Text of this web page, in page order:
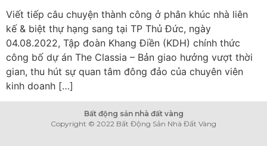
Viết tiếp câu chuyện thành công ở phân khúc nhà liên
kế & biệt thự hạng sang tại TP Thủ Đức, ngày
04.08.2022, Tập đoàn Khang Điền (KDH) chính thức
công bố dự án The Classia – Bản giao hưởng vượt thời
gian, thu hút sự quan tâm đông đảo của chuyên viên
kinh doanh […]
Bất động sản nhà đất vàng
Copyright © 2022 Bất Động Sản Nhà Đất Vàng